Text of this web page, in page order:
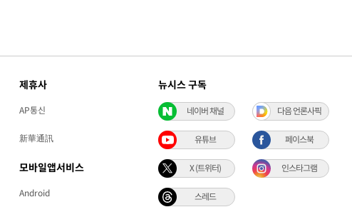
제휴사
AP통신
新華通訊
모바일앱서비스
Android
뉴시스 구독
네이버 채널 다음 언론사픽
유튜브 페이스북
X (트위터) 인스타그램
스레드